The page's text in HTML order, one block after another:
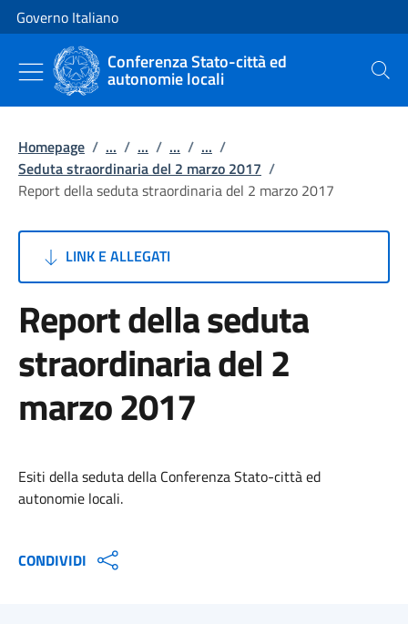
Vai al contenuto
Vai alla navigazione del sito
Governo Italiano
Conferenza Stato-città ed
autonomie locali Cerca
Homepage / ... / ... / ... / ... /
Seduta straordinaria del 2 marzo 2017 /
Report della seduta straordinaria del 2 marzo 2017
LINK E ALLEGATI
Report della seduta
straordinaria del 2
marzo 2017
Esiti della seduta della Conferenza Stato-città ed
autonomie locali.
CONDIVIDI